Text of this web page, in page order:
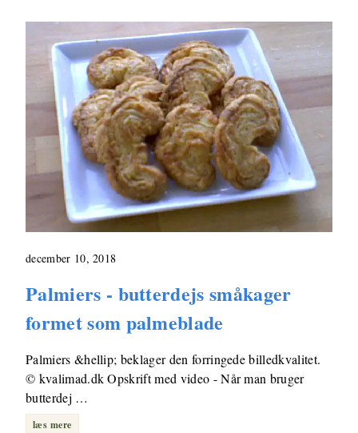
december 10, 2018
Palmiers - butterdejs småkager
formet som palmeblade
Palmiers &hellip; beklager den forringede billedkvalitet.
© kvalimad.dk Opskrift med video - Når man bruger
butterdej …
læs mere